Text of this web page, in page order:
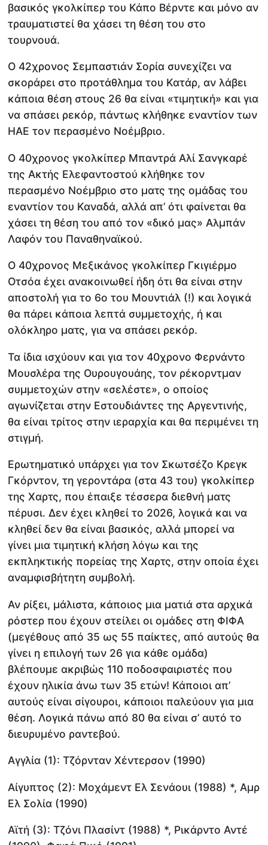
βασικός γκολκίπερ του Κάπο Βέρντε και μόνο αν
τραυματιστεί θα χάσει τη θέση του στο
τουρνουά.
Ο 42χρονος Σεμπαστιάν Σορία συνεχίζει να
σκοράρει στο προτάθλημα του Κατάρ, αν λάβει
κάποια θέση στους 26 θα είναι «τιμητική» και για
να σπάσει ρεκόρ, πάντως κλήθηκε εναντίον των
ΗΑΕ τον περασμένο Νοέμβριο.
Ο 40χρονος γκολκίπερ Μπαντρά Αλί Σανγκαρέ
της Ακτής Ελεφαντοστού κλήθηκε τον
περασμένο Νοέμβριο στο ματς της ομάδας του
εναντίον του Καναδά, αλλά απ’ ότι φαίνεται θα
χάσει τη θέση του από τον «δικό μας» Αλμπάν
Λαφόν του Παναθηναϊκού.
Ο 40χρονος Μεξικάνος γκολκίπερ Γκιγιέρμο
Οτσόα έχει ανακοινωθεί ήδη ότι θα είναι στην
αποστολή για το 6ο του Μουντιάλ (!) και λογικά
θα πάρει κάποια λεπτά συμμετοχής, ή και
ολόκληρο ματς, για να σπάσει ρεκόρ.
Τα ίδια ισχύουν και για τον 40χρονο Φερνάντο
Μουσλέρα της Ουρουγουάης, τον ρέκορντμαν
συμμετοχών στην «σελέστε», ο οποίος
αγωνίζεται στην Εστουδιάντες της Αργεντινής,
θα είναι τρίτος στην ιεραρχία και θα περιμένει τη
στιγμή.
Ερωτηματικό υπάρχει για τον Σκωτσέζο Κρεγκ
Γκόρντον, τη γεροντάρα (στα 43 του) γκολκίπερ
της Χαρτς, που έπαιξε τέσσερα διεθνή ματς
πέρυσι. Δεν έχει κληθεί το 2026, λογικά και να
κληθεί δεν θα είναι βασικός, αλλά μπορεί να
γίνει μια τιμητική κλήση λόγω και της
εκπληκτικής πορείας της Χαρτς, στην οποία έχει
αναμφισβήτητη συμβολή.
Αν ρίξει, μάλιστα, κάποιος μια ματιά στα αρχικά
ρόστερ που έχουν στείλει οι ομάδες στη ΦΙΦΑ
(μεγέθους από 35 ως 55 παίκτες, από αυτούς θα
γίνει η επιλογή των 26 για κάθε ομάδα)
βλέπουμε ακριβώς 110 ποδοσφαιριστές που
έχουν ηλικία άνω των 35 ετών! Κάποιοι απ’
αυτούς είναι σίγουροι, κάποιοι παλεύουν για μια
θέση. Λογικά πάνω από 80 θα είναι σ’ αυτό το
διευρυμένο ραντεβού.
Αγγλία (1): Τζόρνταν Χέντερσον (1990)
Αίγυπτος (2): Μοχάμεντ Ελ Σενάουι (1988) *, Αμρ
Ελ Σολία (1990)
Αϊτή (3): Τζόνι Πλασίντ (1988) *, Ρικάρντο Αντέ